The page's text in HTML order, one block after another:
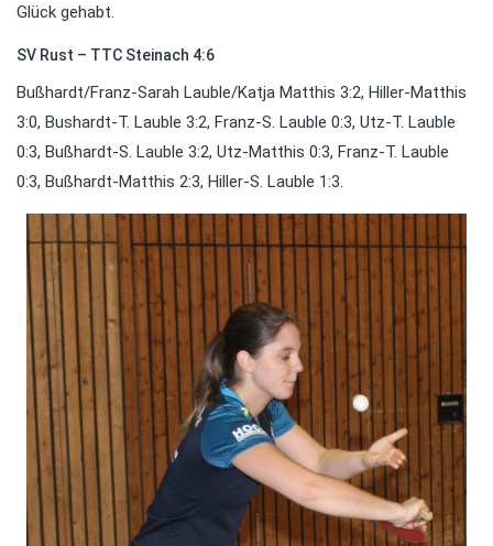
Glück gehabt.
SV Rust – TTC Steinach 4:6
Bußhardt/Franz-Sarah Lauble/Katja Matthis 3:2, Hiller-Matthis
3:0, Bushardt-T. Lauble 3:2, Franz-S. Lauble 0:3, Utz-T. Lauble
0:3, Bußhardt-S. Lauble 3:2, Utz-Matthis 0:3, Franz-T. Lauble
0:3, Bußhardt-Matthis 2:3, Hiller-S. Lauble 1:3.